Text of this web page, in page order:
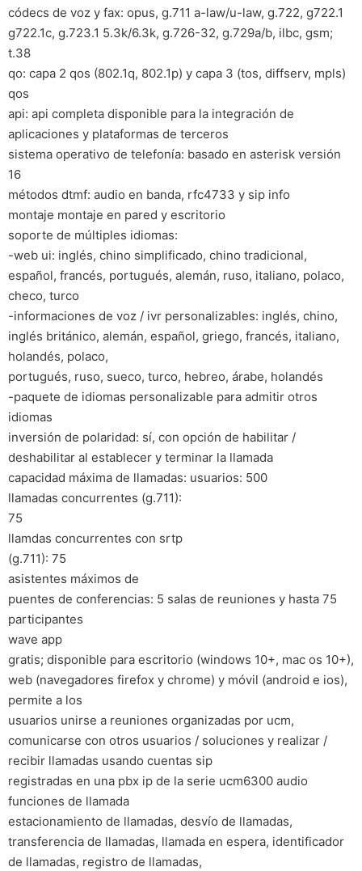
códecs de voz y fax: opus, g.711 a-law/u-law, g.722, g722.1
g722.1c, g.723.1 5.3k/6.3k, g.726-32, g.729a/b, ilbc, gsm;
t.38
qo: capa 2 qos (802.1q, 802.1p) y capa 3 (tos, diffserv, mpls)
qos
api: api completa disponible para la integración de
aplicaciones y plataformas de terceros
sistema operativo de telefonía: basado en asterisk versión
16
métodos dtmf: audio en banda, rfc4733 y sip info
montaje montaje en pared y escritorio
soporte de múltiples idiomas:
-web ui: inglés, chino simplificado, chino tradicional,
español, francés, portugués, alemán, ruso, italiano, polaco,
checo, turco
-informaciones de voz / ivr personalizables: inglés, chino,
inglés británico, alemán, español, griego, francés, italiano,
holandés, polaco,
portugués, ruso, sueco, turco, hebreo, árabe, holandés
-paquete de idiomas personalizable para admitir otros
idiomas
inversión de polaridad: sí, con opción de habilitar /
deshabilitar al establecer y terminar la llamada
capacidad máxima de llamadas: usuarios: 500
llamadas concurrentes (g.711):
75
llamdas concurrentes con srtp
(g.711): 75
asistentes máximos de
puentes de conferencias: 5 salas de reuniones y hasta 75
participantes
wave app
gratis; disponible para escritorio (windows 10+, mac os 10+),
web (navegadores firefox y chrome) y móvil (android e ios),
permite a los
usuarios unirse a reuniones organizadas por ucm,
comunicarse con otros usuarios / soluciones y realizar /
recibir llamadas usando cuentas sip
registradas en una pbx ip de la serie ucm6300 audio
funciones de llamada
estacionamiento de llamadas, desvío de llamadas,
transferencia de llamadas, llamada en espera, identificador
de llamadas, registro de llamadas,